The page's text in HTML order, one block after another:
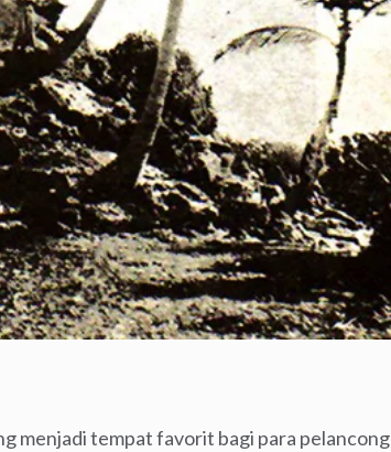
menjadi tempat favorit bagi para pelancong